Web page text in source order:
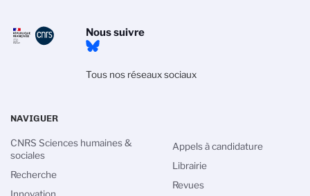
Nous suivre
Tous nos réseaux sociaux
NAVIGUER
CNRS Sciences humaines &
sociales
Recherche
Appels à candidature
Librairie
Revues